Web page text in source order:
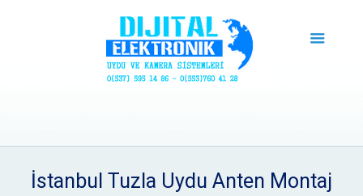
İstanbul Tuzla Uydu Anten Montaj